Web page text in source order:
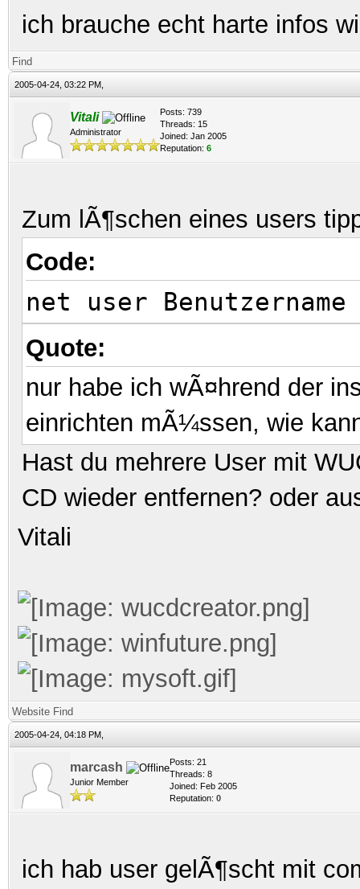
ich brauche echt harte infos
Find
2005-04-24, 03:22 PM,
Vitali
Administrator
Posts: 739
Threads: 15
Joined: Jan 2005
Reputation: 6
Zum lÃ¶schen eines users
Code:
net user Benutzername
Quote:
nur habe ich wÃ¤hrend der
einrichten mÃ¼ssen, wie
Hast du mehrere User mit
CD wieder entfernen? oder
Vitali
Website Find
2005-04-24, 04:18 PM,
marcash
Junior Member
Posts: 21
Threads: 8
Joined: Feb 2005
Reputation: 0
ich hab user gelÃ¶scht mit